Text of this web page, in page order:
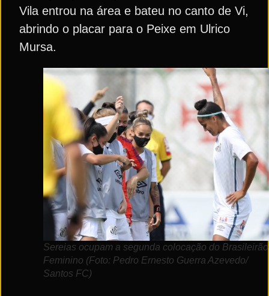
Vila entrou na área e bateu no canto de Vi,
abrindo o placar para o Peixe em Ulrico
Mursa.
Sereias ocupam a segunda colocação do Brasileirão
Feminino (Foto: Pedro Ernesto Guerra Azevedo/
Santos FC)